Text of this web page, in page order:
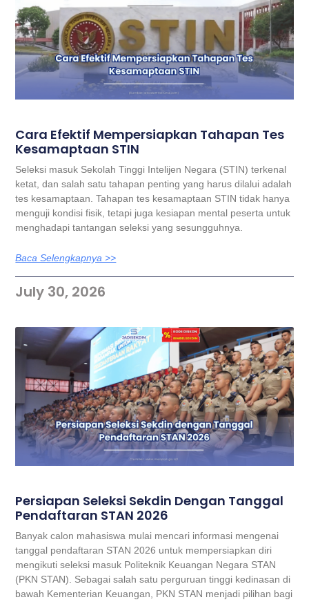
Cara Efektif Mempersiapkan Tahapan Tes
Kesamaptaan STIN
Seleksi masuk Sekolah Tinggi Intelijen Negara (STIN) terkenal
ketat, dan salah satu tahapan penting yang harus dilalui adalah
tes kesamaptaan. Tahapan tes kesamaptaan STIN tidak hanya
menguji kondisi fisik, tetapi juga kesiapan mental peserta untuk
menghadapi tantangan seleksi yang sesungguhnya.
Baca Selengkapnya >>
July 30, 2026
Persiapan Seleksi Sekdin Dengan Tanggal
Pendaftaran STAN 2026
Banyak calon mahasiswa mulai mencari informasi mengenai
tanggal pendaftaran STAN 2026 untuk mempersiapkan diri
mengikuti seleksi masuk Politeknik Keuangan Negara STAN
(PKN STAN). Sebagai salah satu perguruan tinggi kedinasan di
bawah Kementerian Keuangan, PKN STAN menjadi pilihan bagi